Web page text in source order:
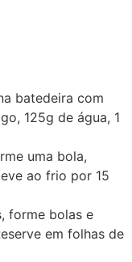
batedeira com
125g de água, 1
uma bola,
ao frio por 15
forme bolas e
em folhas de